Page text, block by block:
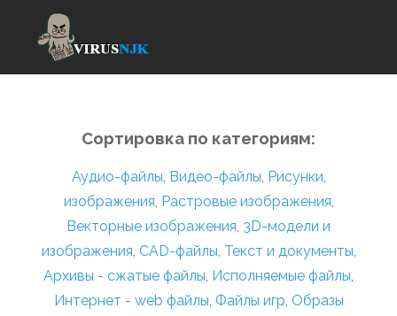
Сортировка по категориям:
Аудио-файлы, Видео-файлы, Рисунки,
изображения, Растровые изображения,
Векторные изображения, 3D-модели и
изображения, CAD-файлы, Текст и документы,
Архивы - сжатые файлы, Исполняемые файлы,
Интернет - web файлы, Файлы игр, Образы